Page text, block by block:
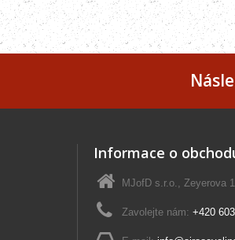
Informace o
MJofD s.r.o., Zeyerova
Zavolejte nám: +420